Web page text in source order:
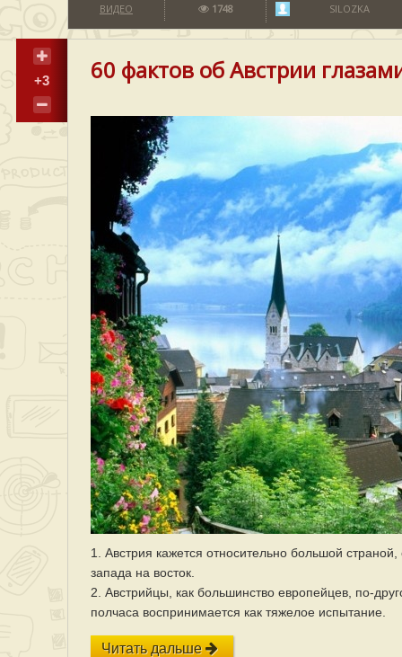
ВИДЕО 1748 SILOZKA
+3 60 фактов об Австрии
1. Австрия кажется относительно большой
запада на восток.
2. Австрийцы, как большинство европейцев, по-
полчаса воспринимается как тяжелое испытание.
Читать дальше